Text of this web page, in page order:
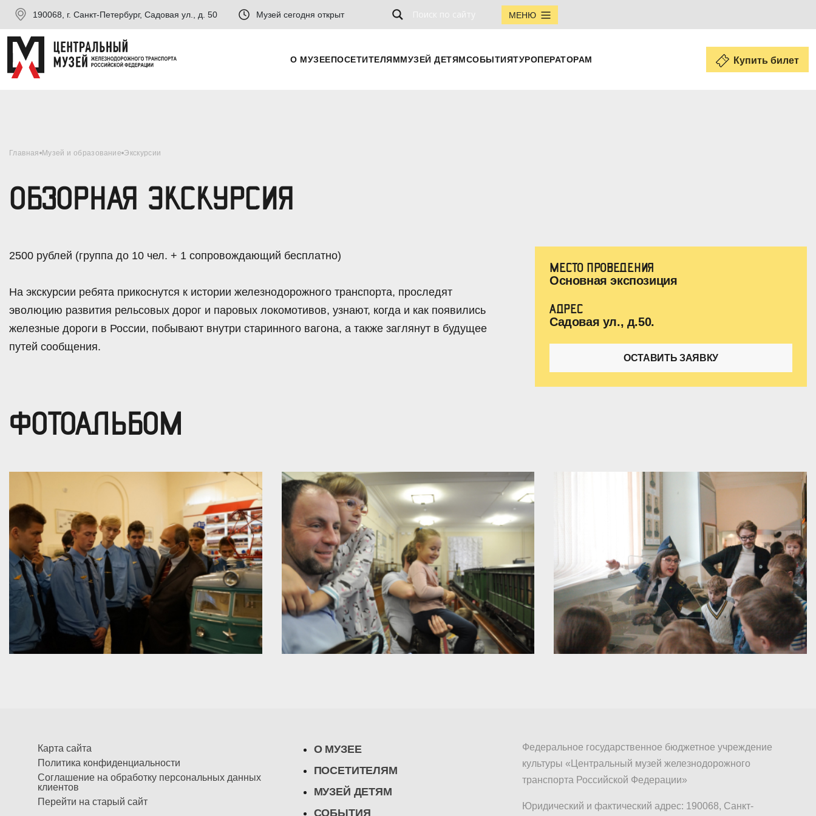
190068, г. Санкт-Петербург, Садовая ул., д. 50 Музей сегодня открыт МЕНЮ
О МУЗЕЕПОСЕТИТЕЛЯММУЗЕЙ ДЕТЯМСОБЫТИЯТУРОПЕРАТОРАМ Купить билет
Главная Музей и образование Экскурсии
ОБЗОРНАЯ ЭКСКУРСИЯ
2500 рублей (группа до 10 чел. + 1 сопровождающий бесплатно)
На экскурсии ребята прикоснутся к истории железнодорожного транспорта, проследят
эволюцию развития рельсовых дорог и паровых локомотивов, узнают, когда и как появились
железные дороги в России, побывают внутри старинного вагона, а также заглянут в будущее
путей сообщения.
МЕСТО ПРОВЕДЕНИЯ
Основная экспозиция
АДРЕС
Садовая ул., д.50.
ОСТАВИТЬ ЗАЯВКУ
ФОТОАЛЬБОМ
Карта сайта
Политика конфиденциальности
Соглашение на обработку персональных данных
клиентов
Перейти на старый сайт
О МУЗЕЕ
ПОСЕТИТЕЛЯМ
МУЗЕЙ ДЕТЯМ
СОБЫТИЯ
Федеральное государственное бюджетное учреждение
культуры «Центральный музей железнодорожного
транспорта Российской Федерации»
Юридический и фактический адрес: 190068, Санкт-